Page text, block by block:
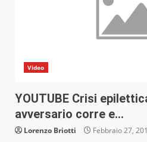
Video
YOUTUBE Crisi
avversario corre e…
Lorenzo Briotti Febbraio 27,